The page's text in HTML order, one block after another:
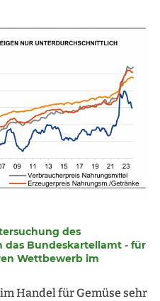
des
das Bundeskartellamt - für
Wettbewerb im
Handel für Gemüse sehr